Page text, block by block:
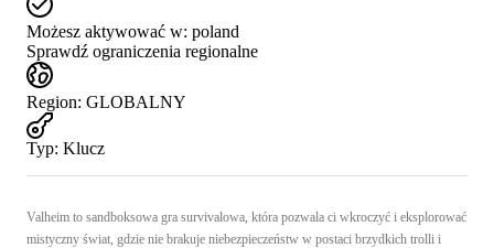
Możesz aktywować w: poland
Sprawdź ograniczenia regionalne
Region: GLOBALNY
Typ: Klucz
Valheim to sandboksowa gra survivalowa, która pozwala ci wkroczyć i eksplorować
mistyczny świat, gdzie nie brakuje niebezpieczeństw w postaci brzydkich trolli i